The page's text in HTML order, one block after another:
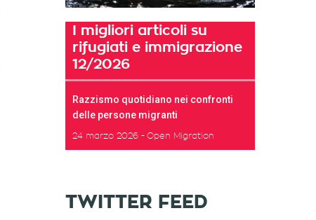
I migliori articoli su
rifugiati e immigrazione
12/2026
Razzismo quotidiano nei confronti
delle persone migranti
24 marzo 2026 Open Migration
TWITTER FEED